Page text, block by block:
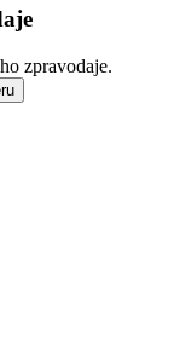
zpravodaje.